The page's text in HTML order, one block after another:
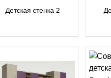
Детская стенка 2